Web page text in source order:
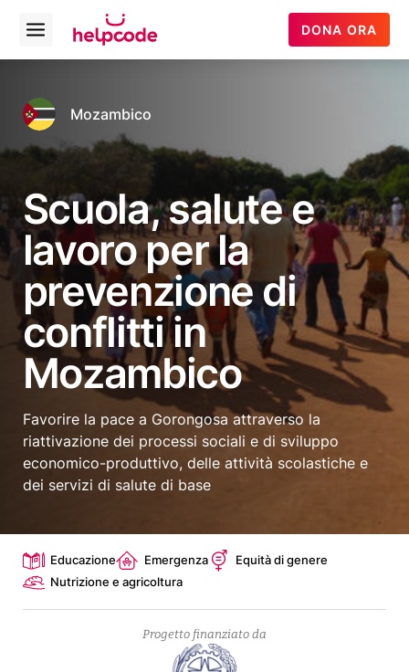
contenuto
Helpcode
Italia
Open
menu
DONA ORA
Scuola, salute e
lavoro per la
prevenzione di
conflitti in
Mozambico
Favorire la pace a Gorongosa attraverso la
riattivazione dei processi sociali e di sviluppo
economico-produttivo, delle attività scolastiche e
dei servizi di salute di base
Mozambico
TopicsEducazione Emergenza
Equità di genere
Nutrizione e agricoltura
Progetto finanziato da